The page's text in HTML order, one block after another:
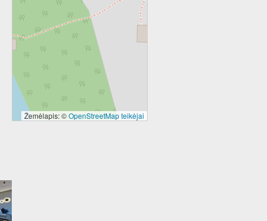
Žemėlapis: ©OpenStreetMap teikėjai